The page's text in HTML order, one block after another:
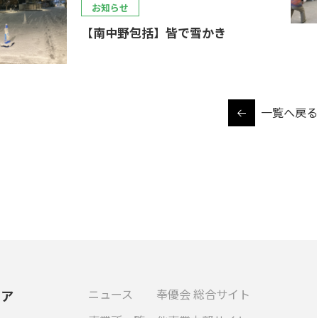
お知らせ
【南中野包括】皆で雪かき
一覧へ戻る
ニュース
奉優会 総合サイト